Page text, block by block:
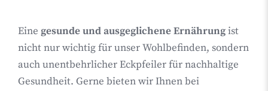
Eine gesunde und ausgeglichene Ernährungist
nicht nur wichtig für unser Wohlbefinden, sondern
auch unentbehrlicher Eckpfeiler für nachhaltige
Gesundheit. Gerne bieten wir Ihnen bei